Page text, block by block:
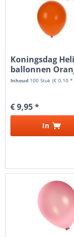
Koningsdag
ballonnen
stuks
Inhoud 100 Stuk(€ 0,10
€ 9,95 *
In